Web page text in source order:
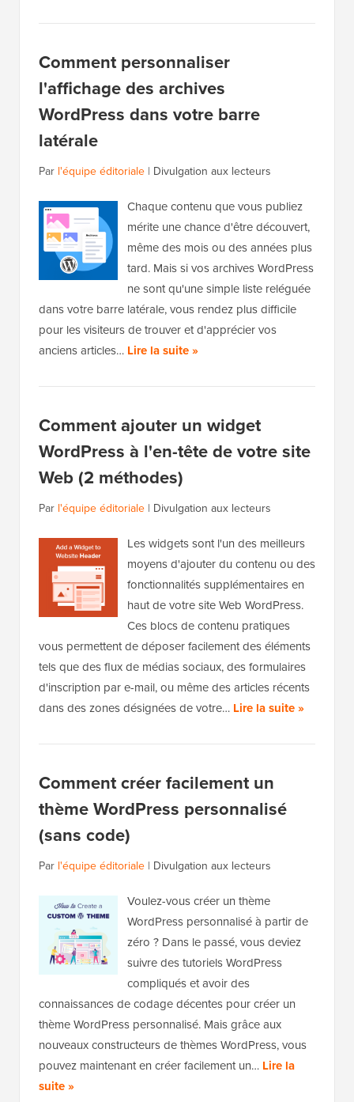
Comment personnaliser
l'affichage des archives
WordPress dans votre barre
latérale
Par l'équipe éditoriale | Divulgation aux lecteurs
Chaque contenu que vous publiez
mérite une chance d'être découvert,
même des mois ou des années plus
tard. Mais si vos archives WordPress
ne sont qu'une simple liste reléguée
dans votre barre latérale, vous rendez plus difficile
pour les visiteurs de trouver et d'apprécier vos
anciens articles… Lire la suite »
Comment ajouter un widget
WordPress à l'en-tête de votre site
Web (2 méthodes)
Par l'équipe éditoriale | Divulgation aux lecteurs
Les widgets sont l'un des meilleurs
moyens d'ajouter du contenu ou des
fonctionnalités supplémentaires en
haut de votre site Web WordPress.
Ces blocs de contenu pratiques
vous permettent de déposer facilement des éléments
tels que des flux de médias sociaux, des formulaires
d'inscription par e-mail, ou même des articles récents
dans des zones désignées de votre… Lire la suite »
Comment créer facilement un
thème WordPress personnalisé
(sans code)
Par l'équipe éditoriale | Divulgation aux lecteurs
Voulez-vous créer un thème
WordPress personnalisé à partir de
zéro ? Dans le passé, vous deviez
suivre des tutoriels WordPress
compliqués et avoir des
connaissances de codage décentes pour créer un
thème WordPress personnalisé. Mais grâce aux
nouveaux constructeurs de thèmes WordPress, vous
pouvez maintenant en créer facilement un… Lire la
suite »